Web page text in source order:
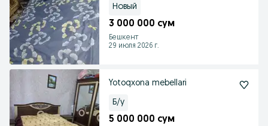
Новый
3 000 000 сум
Бешкент
29 июля 2026 г.
Yotoqxona mebellari
Б/у
5 000 000 сум